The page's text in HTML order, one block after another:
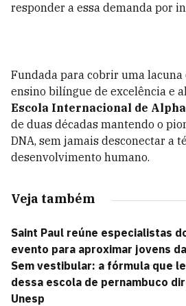
responder a essa demanda por
Fundada para cobrir uma lacuna
ensino bilíngue de excelência e
Escola Internacional de
de duas décadas mantendo o
DNA, sem jamais desconectar a
desenvolvimento humano.
Veja também
Saint Paul reúne especialistas
evento para aproximar jovens
Sem vestibular: a fórmula que
dessa escola de pernambuco
Unesp